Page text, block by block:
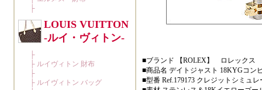
■ブランド 【ROLEX】 ロレックス
■商品名 デイトジャスト 18KYGコン
■型番 Ref.179173 クレジットシミュレ